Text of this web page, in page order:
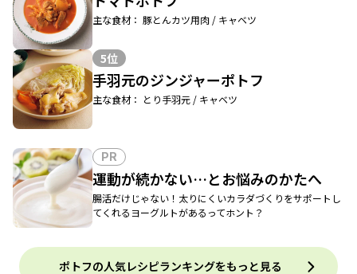
主な食材： 豚とんカツ用肉 / キャベツ
5位
手羽元のジンジャーポトフ
主な食材： とり手羽元 / キャベツ
PR
運動が続かない…とお悩みのかたへ
腸活だけじゃない！太りにくいカラダづくりをサポートし
てくれるヨーグルトがあるってホント？
ポトフの人気レシピランキングをもっと見る